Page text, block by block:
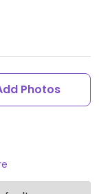
Photos